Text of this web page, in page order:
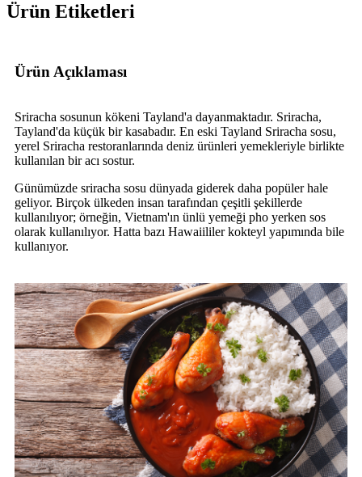
Ürün Etiketleri
Ürün Açıklaması
Sriracha sosunun kökeni Tayland'a dayanmaktadır. Sriracha,
Tayland'da küçük bir kasabadır. En eski Tayland Sriracha sosu,
yerel Sriracha restoranlarında deniz ürünleri yemekleriyle birlikte
kullanılan bir acı sostur.
Günümüzde sriracha sosu dünyada giderek daha popüler hale
geliyor. Birçok ülkeden insan tarafından çeşitli şekillerde
kullanılıyor; örneğin, Vietnam'ın ünlü yemeği pho yerken sos
olarak kullanılıyor. Hatta bazı Hawaiililer kokteyl yapımında bile
kullanıyor.